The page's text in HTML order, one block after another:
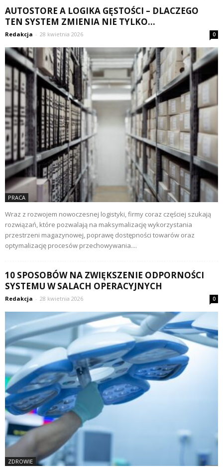
AUTOSTORE A LOGIKA GĘSTOŚCI – DLACZEGO
TEN SYSTEM ZMIENIA NIE TYLKO...
Redakcja - 28 kwietnia 2026 0
PRACA
Wraz z rozwojem nowoczesnej logistyki, firmy coraz częściej szukają
rozwiązań, które pozwalają na maksymalizację wykorzystania
przestrzeni magazynowej, poprawę dostępności towarów oraz
optymalizację procesów przechowywania....
10 SPOSOBÓW NA ZWIĘKSZENIE ODPORNOŚCI
SYSTEMU W SALACH OPERACYJNYCH
Redakcja - 28 kwietnia 2026 0
ZDROWIE